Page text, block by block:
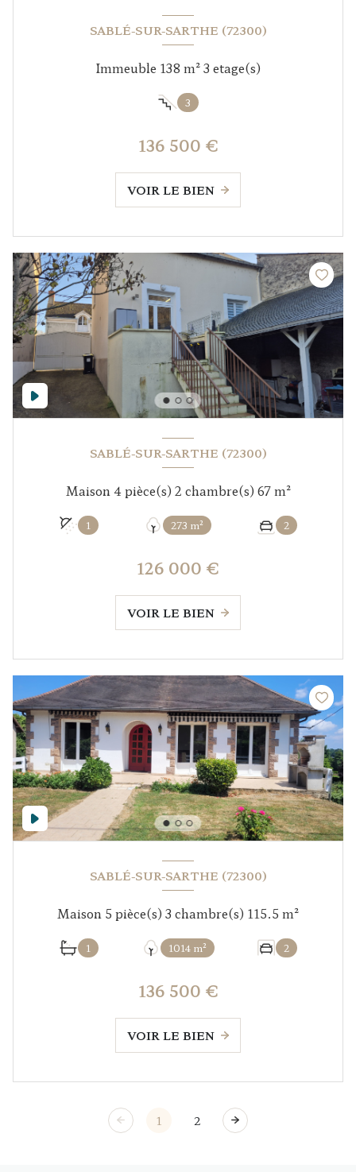
SABLÉ-SUR-SARTHE (72300)
Immeuble 138 m² 3 etage(s)
3
136 500 €
VOIR LE BIEN
SABLÉ-SUR-SARTHE (72300)
Maison 4 pièce(s) 2 chambre(s) 67 m²
1 273 m² 2
126 000 €
VOIR LE BIEN
SABLÉ-SUR-SARTHE (72300)
Maison 5 pièce(s) 3 chambre(s) 115.5 m²
1 1014 m² 2
136 500 €
VOIR LE BIEN
1 2